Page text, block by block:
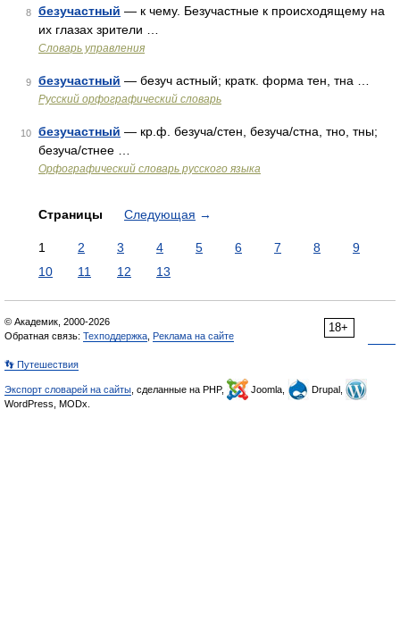
8 безучастный — к чему. Безучастные к происходящему на
их глазах зрители …
Словарь управления
9 безучастный — безуч астный; кратк. форма тен, тна …
Русский орфографический словарь
10 безучастный — кр.ф. безуча/стен, безуча/стна, тно, тны;
безуча/стнее …
Орфографический словарь русского языка
Страницы Следующая →
1 2 3 4 5 6 7 8
9
10
11 12 13
18+
© Академик, 2000-2026
Обратная связь: Техподдержка Реклама на сайте
👣 Путешествия
Экспорт словарей на сайты , сделанные на PHP, Joomla,
Drupal,
WordPress, MODx.